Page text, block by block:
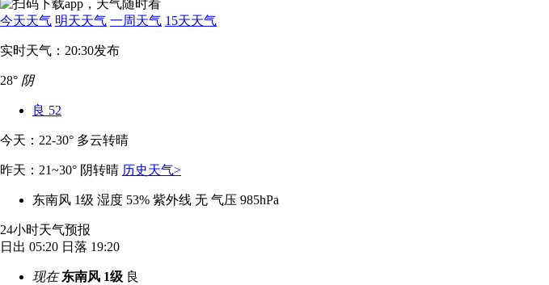
今天天气 明天天气 一周天气 15天天气
实时天气：20:30发布
28° 阴
良 52
今天：22-30° 多云转晴
昨天：21~30° 阴转晴 历史天气>
东南风 1级 湿度 53% 紫外线 无 气压 985hPa
24小时天气预报
日出 05:20 日落 19:20
现在 东南风 1级 良